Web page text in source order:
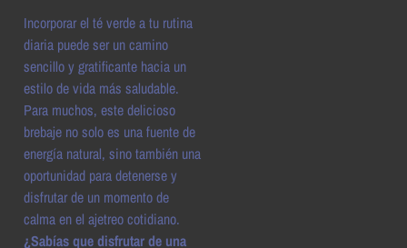
Incorporar el té verde a tu rutina
diaria puede ser un camino
sencillo y gratificante hacia un
estilo de vida más saludable.
Para muchos, este delicioso
brebaje no solo es una fuente de
energía natural, sino también una
oportunidad para detenerse y
disfrutar de un momento de
calma en el ajetreo cotidiano.
¿Sabías que disfrutar de una